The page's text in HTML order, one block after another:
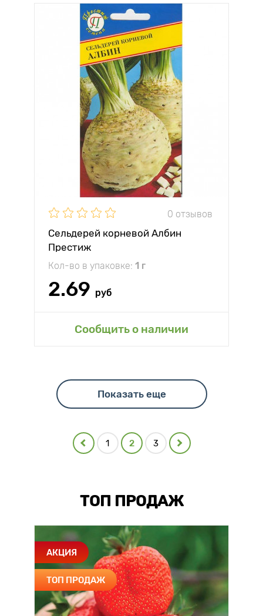
0 отзывов
Сельдерей корневой Албин
Престиж
Кол-во в упаковке: 1 г
2.69 руб
Сообщить о наличии
Показать еще
1 2 3
ТОП ПРОДАЖ
АКЦИЯ
ТОП ПРОДАЖ